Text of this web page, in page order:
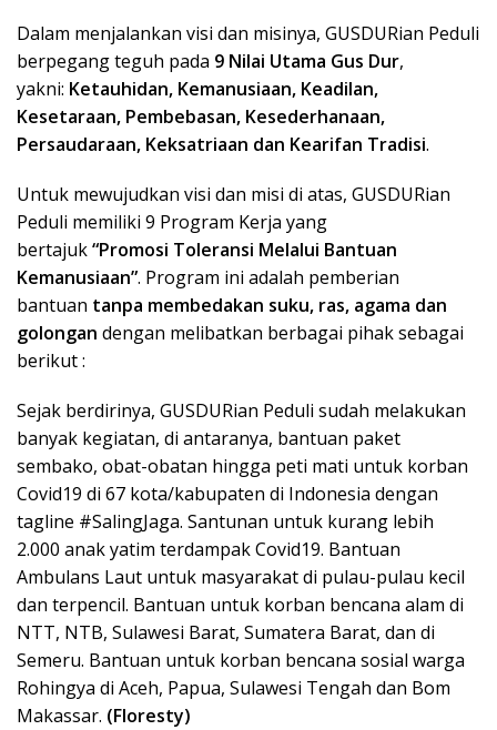
Dalam menjalankan visi dan misinya, GUSDURian Peduli
berpegang teguh pada 9 Nilai Utama Gus Dur,
yakni: Ketauhidan, Kemanusiaan, Keadilan,
Kesetaraan, Pembebasan, Kesederhanaan,
Persaudaraan, Keksatriaan dan Kearifan Tradisi.
Untuk mewujudkan visi dan misi di atas, GUSDURian
Peduli memiliki 9 Program Kerja yang
bertajuk“Promosi Toleransi Melalui Bantuan
Kemanusiaan”. Program ini adalah pemberian
bantuan tanpa membedakan suku, ras, agama dan
golongan dengan melibatkan berbagai pihak sebagai
berikut :
Sejak berdirinya, GUSDURian Peduli sudah melakukan
banyak kegiatan, di antaranya, bantuan paket
sembako, obat-obatan hingga peti mati untuk korban
Covid19 di 67 kota/kabupaten di Indonesia dengan
tagline #SalingJaga. Santunan untuk kurang lebih
2.000 anak yatim terdampak Covid19. Bantuan
Ambulans Laut untuk masyarakat di pulau-pulau kecil
dan terpencil. Bantuan untuk korban bencana alam di
NTT, NTB, Sulawesi Barat, Sumatera Barat, dan di
Semeru. Bantuan untuk korban bencana sosial warga
Rohingya di Aceh, Papua, Sulawesi Tengah dan Bom
Makassar. (Floresty)